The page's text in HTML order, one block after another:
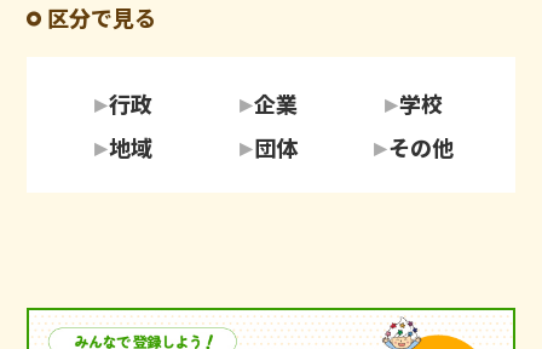
区分で見る
行政 企業
学校
地域
団体 その他